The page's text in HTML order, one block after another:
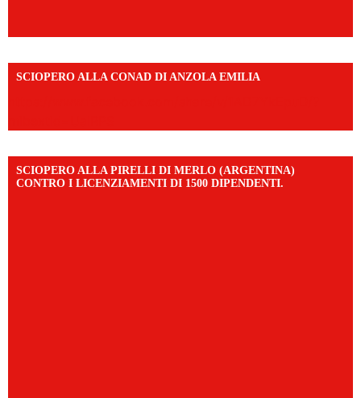
SCIOPERO ALLA CONAD DI ANZOLA EMILIA
SCIOPERO ALLA PIRELLI DI MERLO (ARGENTINA)
CONTRO I LICENZIAMENTI DI 1500 DIPENDENTI.